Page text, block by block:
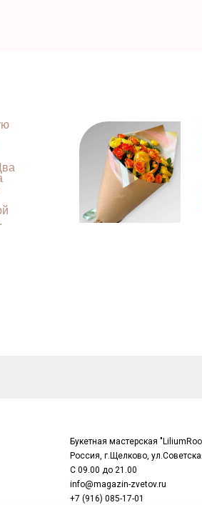
Букетная мастерская
Россия, г.Щелково,
С 09.00 до 21.00
info@magazin-zvetov.ru
+7 (916) 085-17-01